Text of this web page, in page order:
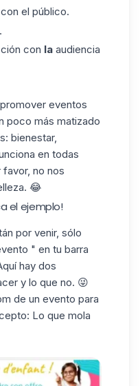
el público.
con la audiencia
eventos
poco más matizado
bienestar,
en todas
no nos
😂
el ejemplo!
por venir, sólo
" en tu barra
hay dos
y lo que no. 😜
de un evento para
Lo que mola